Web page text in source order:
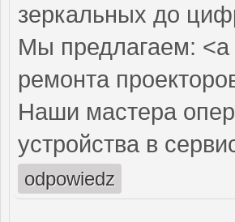
зеркальных до
Мы предлагаем: <a
ремонта
Наши мастера
устройства в
odpowiedz